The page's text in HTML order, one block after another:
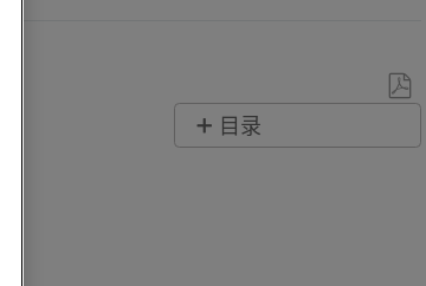
存
目录